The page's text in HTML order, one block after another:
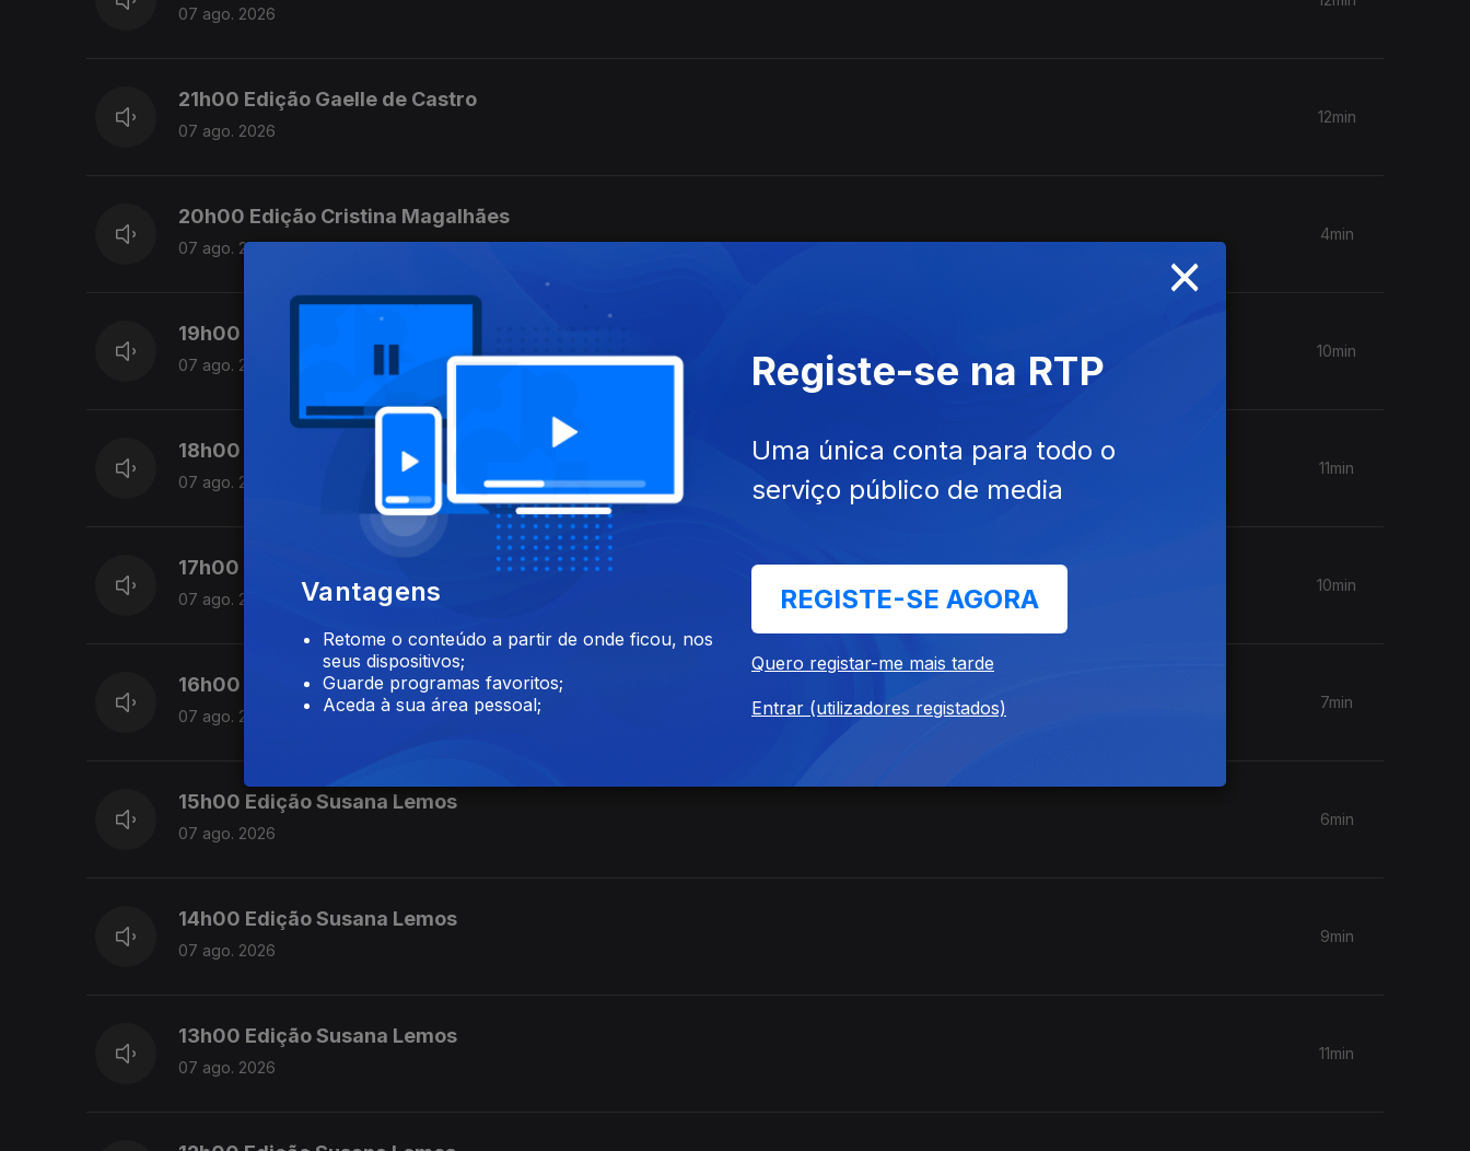
07 ago. 2026
21h00 Edição Gaelle de Castro
07 ago. 2026
12min
20h00 Edição Cristina Magalhães
07 ago. 2026
4min
19h00 Edição Cristina Magalhães
07 ago. 2026
10min
18h00 Edição Cristina Magalhães
07 ago. 2026
11min
17h00 Edição Cristina Magalhães
07 ago. 2026
10min
16h00 Edição Cristina Magalhães
07 ago. 2026
7min
15h00 Edição Susana Lemos
07 ago. 2026
6min
14h00 Edição Susana Lemos
07 ago. 2026
9min
13h00 Edição Susana Lemos
07 ago. 2026
11min
×
Vantagens
Retome o conteúdo a partir de onde ficou, nos
seus dispositivos;
Guarde programas favoritos;
Aceda à sua área pessoal;
Registe-se na RTP
Uma única conta para todo o
serviço público de media
REGISTE-SE AGORA
Quero registar-me mais tarde
Entrar (utilizadores registados)